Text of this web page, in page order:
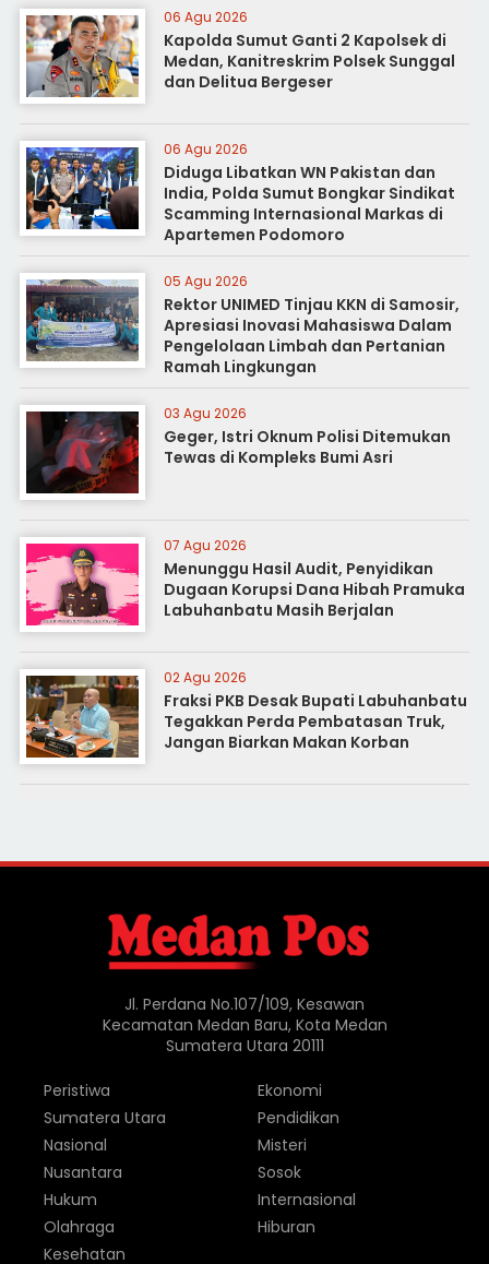
06 Agu 2026
Kapolda Sumut Ganti 2 Kapolsek di
Medan, Kanitreskrim Polsek Sunggal
dan Delitua Bergeser
06 Agu 2026
Diduga Libatkan WN Pakistan dan
India, Polda Sumut Bongkar Sindikat
Scamming Internasional Markas di
Apartemen Podomoro
05 Agu 2026
Rektor UNIMED Tinjau KKN di Samosir,
Apresiasi Inovasi Mahasiswa Dalam
Pengelolaan Limbah dan Pertanian
Ramah Lingkungan
03 Agu 2026
Geger, Istri Oknum Polisi Ditemukan
Tewas di Kompleks Bumi Asri
07 Agu 2026
Menunggu Hasil Audit, Penyidikan
Dugaan Korupsi Dana Hibah Pramuka
Labuhanbatu Masih Berjalan
02 Agu 2026
Fraksi PKB Desak Bupati Labuhanbatu
Tegakkan Perda Pembatasan Truk,
Jangan Biarkan Makan Korban
Jl. Perdana No.107/109, Kesawan
Kecamatan Medan Baru, Kota Medan
Sumatera Utara 20111
Peristiwa
Sumatera Utara
Nasional
Nusantara
Hukum
Olahraga
Ekonomi
Pendidikan
Misteri
Sosok
Internasional
Hiburan
Kesehatan